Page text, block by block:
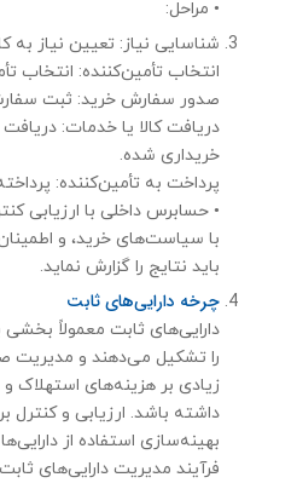
• مراحل:
شناسایی نیاز: تعیین نیاز به
انتخاب تأمین‌کننده: انتخاب
صدور سفارش خرید: ثبت
دریافت کالا یا خدمات:
خریداری شده.
پرداخت به تأمین‌کننده:
• حسابرس داخلی با ارزیابی
با سیاست‌های خرید، و
باید نتایج را گزارش نماید.
چرخه دارایی‌های ثابت
دارایی‌های ثابت معمولاً بخشی
را تشکیل می‌دهند و مدیریت
زیادی بر هزینه‌های استهلاک
داشته باشد. ارزیابی و کنترل
بهینه‌سازی استفاده از
فرآیند مدیریت دارایی‌های